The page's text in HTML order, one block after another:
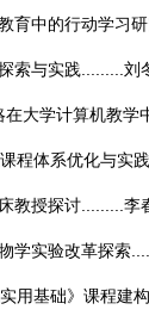
育中的行动学习研
索与实践......... 刘
大学计算机教学
程体系优化与实践
教授探讨......... 李
学实验改革探索
用基础》课程建